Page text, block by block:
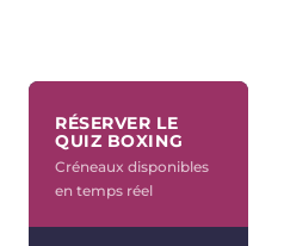
RÉSERVER LE
QUIZ BOXING
Créneaux disponibles
en temps réel